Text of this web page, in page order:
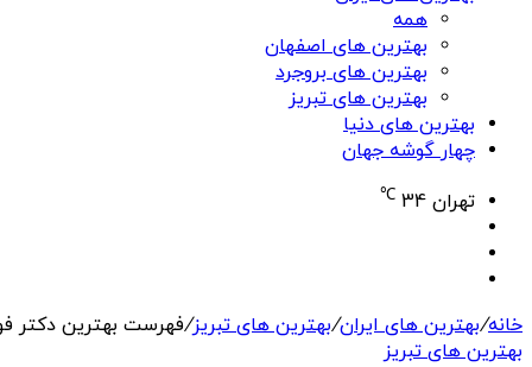
همه
بهترین های اصفهان
بهترین های بروجرد
بهترین های تبریز
بهترین های دنیا
چهار گوشه جهان
تهران 34
℃
خانه/بهترین های ایران/بهترین های تبریز/فهرست بهترین دکتر
بهترین های تبریز